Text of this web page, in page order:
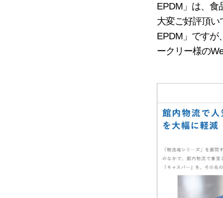
EPDM」は、食
大変ご好評頂
EPDM」ですが
ークリー様の